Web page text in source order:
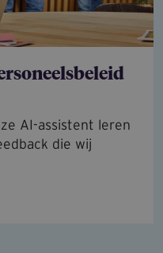
AI-assistent leren
die wij